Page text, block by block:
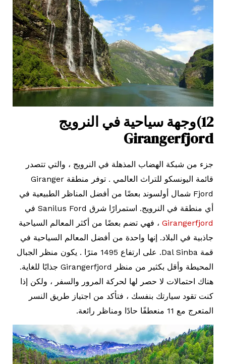
12)وجهة سياحية في النرويج
Girangerfjord
جزء من شبكة الهضاب المذهلة في النرويج ، والتي تتصدر
قائمة اليونسكو للتراث العالمي . توفر منطقة Giranger
Fjord شمال أولسوند بعضًا من أفضل المناظر الطبيعية في
أي منطقة في النرويج. استمرارًا شرق Sanilus Ford في
Girangerfjord، فهي تضم بعضًا من أكثر المعالم السياحية
جاذبية في البلاد. إنها واحدة من أفضل المعالم السياحية في
قمة Dal Sinba. على ارتفاع 1495 مترًا . يكون منظر الجبال
المحيطة وأقل بكثير من منظر Girangerfjord جذابًا للغاية.
هناك احتمالات لا حصر لها لحركة المرور والسفر ، ولكن إذا
كنت تقود سيارتك بنفسك ، فتأكد من اجتياز طريق النسر
المتعرج مع 11 منعطفًا حادًا ومناظر رائعة.